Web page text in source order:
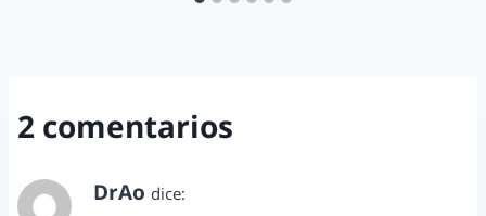
2 comentarios
DrAo dice: